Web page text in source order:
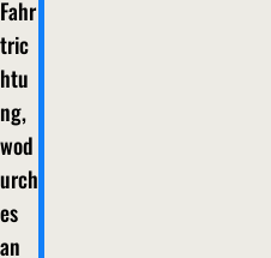
Fahr
tric
htu
ng,
wod
urch
es
an